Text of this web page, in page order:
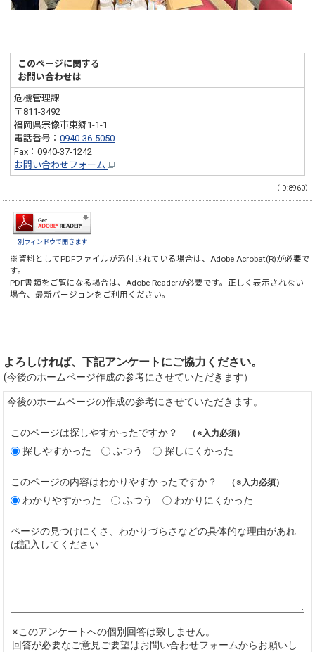
このページに関する
お問い合わせは
危機管理課
〒811-3492
福岡県宗像市東郷1-1-1
電話番号：0940-36-5050
Fax：0940-37-1242
お問い合わせフォーム
（ID:8960）
別ウィンドウで開きます
※資料としてPDFファイルが添付されている場合は、 Adobe Acrobat(R)が必要で
す。
PDF書類をご覧になる場合は、 Adobe Readerが必要です。正しく表示されない
場合、最新バージョンをご利用ください。